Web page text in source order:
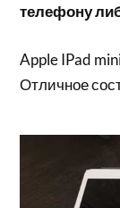
телефону
Apple IPad
Отличное